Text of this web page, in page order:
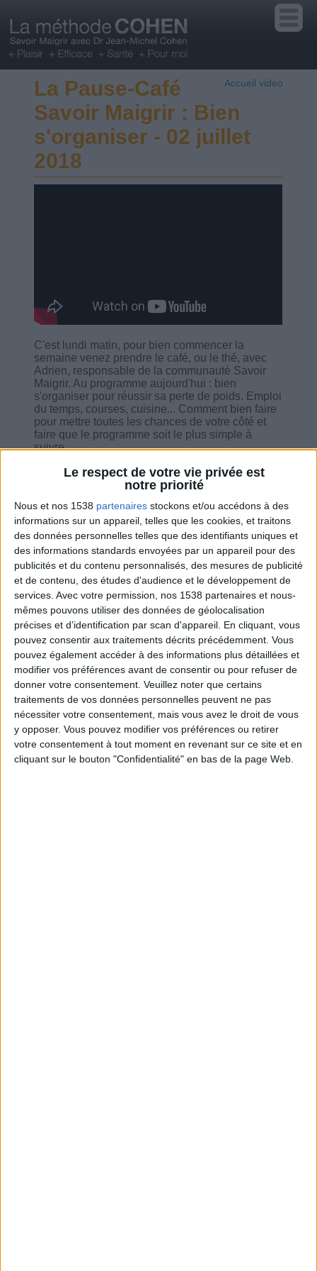
Le respect de votre vie privée est
notre priorité
Nous et nos 1538 partenaires stockons et/ou accédons à des
informations sur un appareil, telles que les cookies, et traitons
des données personnelles telles que des identifiants uniques et
des informations standards envoyées par un appareil pour des
publicités et du contenu personnalisés, des mesures de publicité
et de contenu, des études d'audience et le développement de
services. Avec votre permission, nos 1538 partenaires et nous-
mêmes pouvons utiliser des données de géolocalisation
précises et d’identification par scan d'appareil. En cliquant, vous
pouvez consentir aux traitements décrits précédemment. Vous
pouvez également accéder à des informations plus détaillées et
modifier vos préférences avant de consentir ou pour refuser de
donner votre consentement. Veuillez noter que certains
traitements de vos données personnelles peuvent ne pas
nécessiter votre consentement, mais vous avez le droit de vous
y opposer. Vous pouvez modifier vos préférences ou retirer
votre consentement à tout moment en revenant sur ce site et en
cliquant sur le bouton "Confidentialité" en bas de la page Web.
Accueil vidéo
La Pause-Café
Savoir Maigrir : Bien
s'organiser - 02 juillet
2018
C'est lundi matin, pour bien commencer la
semaine venez prendre le café, ou le thé, avec
Adrien, responsable de la communauté Savoir
Maigrir. Au programme aujourd'hui : bien
s'organiser pour réussir sa perte de poids. Emploi
du temps, courses, cuisine... Comment bien faire
pour mettre toutes les chances de votre côté et
faire que le programme soit le plus simple à
suivre.
Combien de kilos souhaitez-vous perdre ?
5 kilos
De 5 à 10
kilos
Plus de
10 kilos
Service-client & Motivation Voir tout
Les équipes du Service-client et de la
Communauté Savoir Maigrir vous aident
chaque semaine à vous rapprocher
sereinement de votre objectif minceur.
Votre bilan minceur(env. 2